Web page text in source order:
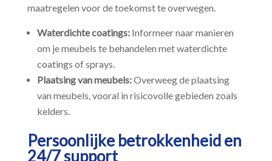
maatregelen voor de toekomst te overwegen.​
Waterdichte coatings:Informeer naar manieren
om je meubels te behandelen met waterdichte
coatings of sprays.​
Plaatsing van meubels:Overweeg de plaatsing
van meubels, vooral in risicovolle gebieden zoals
kelders.​
Persoonlijke betrokkenheid en
24/7 support